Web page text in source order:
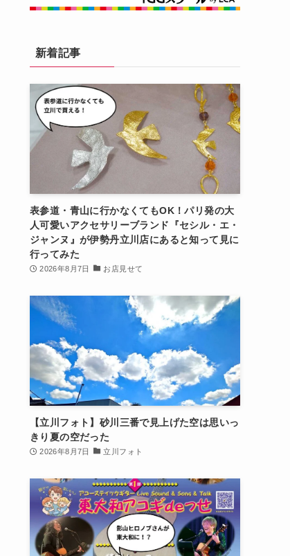
新着記事
表参道・青山に行かなくてもOK！パリ発の大
人可愛いアクセサリーブランド『セシル・エ・
ジャンヌ』が伊勢丹立川店にあると知って見に
行ってみた
2026年8月7日 お店見せて
【立川フォト】砂川三番で見上げた空は思いっ
きり夏の空だった
2026年8月7日 立川フォト